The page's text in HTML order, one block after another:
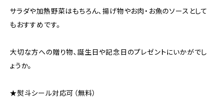
サラダや加熱野菜はもちろん、揚げ物やお肉・お魚のソースとして
もおすすめです。
大切な方への贈り物、誕生日や記念日のプレゼントにいかがでし
ょうか。
★熨斗シール対応可（無料）